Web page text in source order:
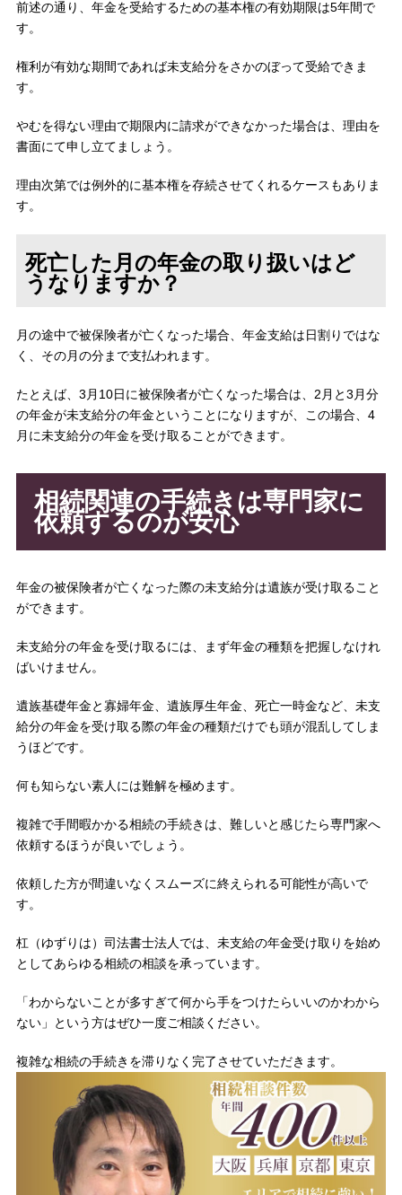
前述の通り、年金を受給するための基本権の有効期限は5年間で
す。
権利が有効な期間であれば未支給分をさかのぼって受給できま
す。
やむを得ない理由で期限内に請求ができなかった場合は、理由を
書面にて申し立てましょう。
理由次第では例外的に基本権を存続させてくれるケースもありま
す。
死亡した月の年金の取り扱いはど
うなりますか？
月の途中で被保険者が亡くなった場合、年金支給は日割りではな
く、その月の分まで支払われます。
たとえば、3月10日に被保険者が亡くなった場合は、2月と3月分
の年金が未支給分の年金ということになりますが、この場合、4
月に未支給分の年金を受け取ることができます。
相続関連の手続きは専門家に
依頼するのが安心
年金の被保険者が亡くなった際の未支給分は遺族が受け取ること
ができます。
未支給分の年金を受け取るには、まず年金の種類を把握しなけれ
ばいけません。
遺族基礎年金と寡婦年金、遺族厚生年金、死亡一時金など、未支
給分の年金を受け取る際の年金の種類だけでも頭が混乱してしま
うほどです。
何も知らない素人には難解を極めます。
複雑で手間暇かかる相続の手続きは、難しいと感じたら専門家へ
依頼するほうが良いでしょう。
依頼した方が間違いなくスムーズに終えられる可能性が高いで
す。
杠（ゆずりは）司法書士法人では、未支給の年金受け取りを始め
としてあらゆる相続の相談を承っています。
「わからないことが多すぎて何から手をつけたらいいのかわから
ない」という方はぜひ一度ご相談ください。
複雑な相続の手続きを滞りなく完了させていただきます。